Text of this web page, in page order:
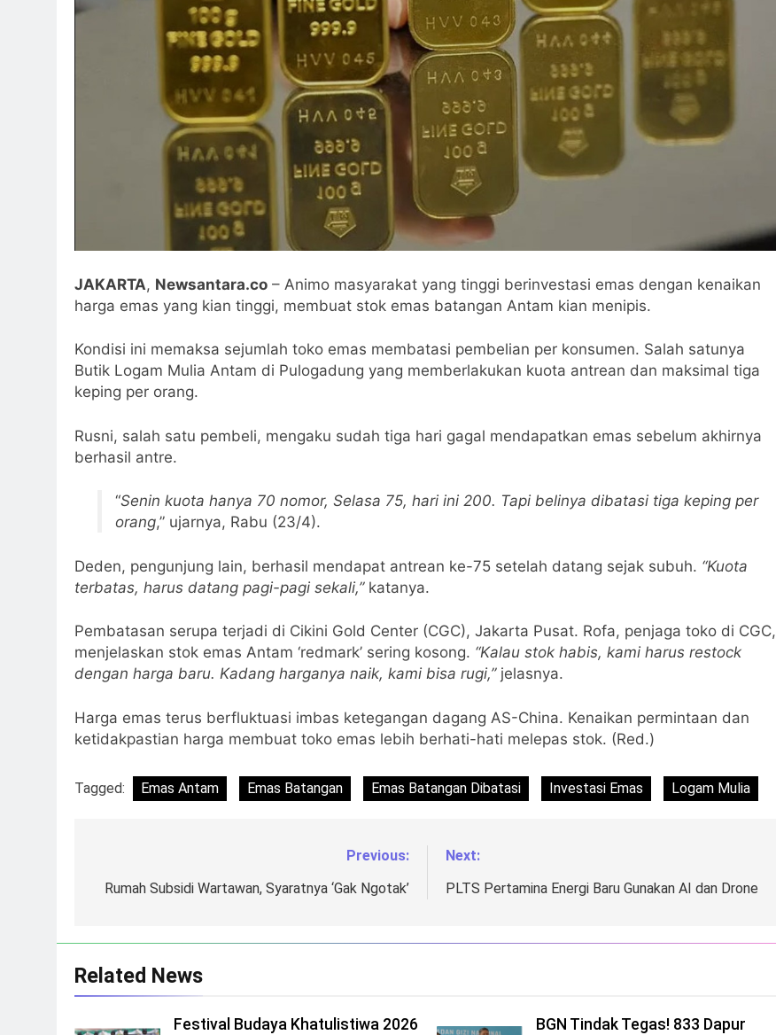
JAKARTA, Newsantara.co – Animo masyarakat yang tinggi berinvestasi emas dengan kenaikan
harga emas yang kian tinggi, membuat stok emas batangan Antam kian menipis.
Kondisi ini memaksa sejumlah toko emas membatasi pembelian per konsumen. Salah satunya
Butik Logam Mulia Antam di Pulogadung yang memberlakukan kuota antrean dan maksimal tiga
keping per orang.
Rusni, salah satu pembeli, mengaku sudah tiga hari gagal mendapatkan emas sebelum akhirnya
berhasil antre.
“Senin kuota hanya 70 nomor, Selasa 75, hari ini 200. Tapi belinya dibatasi tiga keping per
orang,” ujarnya, Rabu (23/4).
Deden, pengunjung lain, berhasil mendapat antrean ke-75 setelah datang sejak subuh. “Kuota
terbatas, harus datang pagi-pagi sekali,”katanya.
Pembatasan serupa terjadi di Cikini Gold Center (CGC), Jakarta Pusat. Rofa, penjaga toko di CGC,
menjelaskan stok emas Antam ‘redmark’ sering kosong. “Kalau stok habis, kami harus restock
dengan harga baru. Kadang harganya naik, kami bisa rugi,”jelasnya.
Harga emas terus berfluktuasi imbas ketegangan dagang AS-China. Kenaikan permintaan dan
ketidakpastian harga membuat toko emas lebih berhati-hati melepas stok. (Red.)
Tagged: Emas Antam Emas Batangan Emas Batangan Dibatasi Investasi Emas Logam Mulia
pos
Previous:
Rumah Subsidi Wartawan, Syaratnya ‘Gak Ngotak’
Next:
PLTS Pertamina Energi Baru Gunakan AI dan Drone
Related News
Festival Budaya Khatulistiwa 2026
BGN Tindak Tegas! 833 Dapur